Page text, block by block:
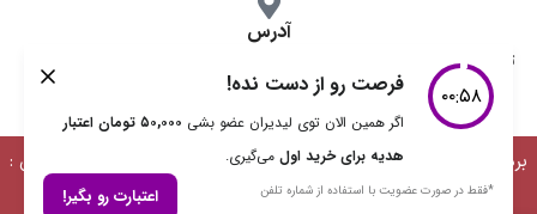
آدرس
تهران، طرشت شمالی، خ محمد حسینی، کوچه گلناز شرقی، پلاک 10.
برداشت مطالب با ذکر منبع بلامانع است | طراحی، توسعه و پشتیبانی :
دیمن ارتباط